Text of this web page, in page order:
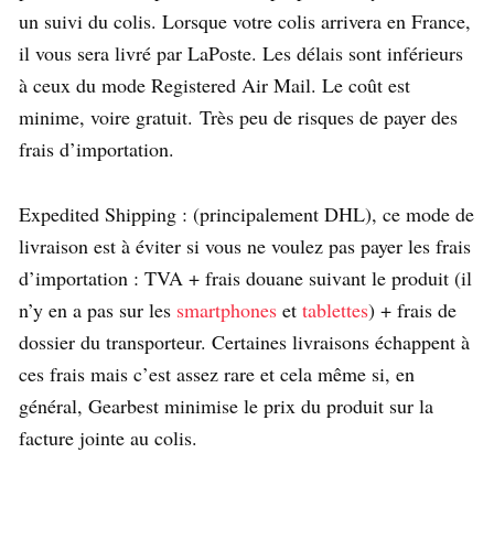
un suivi du colis. Lorsque votre colis arrivera en France,
il vous sera livré par LaPoste. Les délais sont inférieurs
à ceux du mode Registered Air Mail. Le coût est
minime, voire gratuit. Très peu de risques de payer des
frais d’importation.
Expedited Shipping : (principalement DHL), ce mode de
livraison est à éviter si vous ne voulez pas payer les frais
d’importation : TVA + frais douane suivant le produit (il
n’y en a pas sur les smartphones et tablettes) + frais de
dossier du transporteur. Certaines livraisons échappent à
ces frais mais c’est assez rare et cela même si, en
général, Gearbest minimise le prix du produit sur la
facture jointe au colis.